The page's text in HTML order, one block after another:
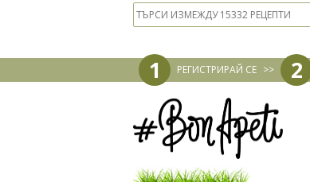
1 РЕГИСТРИРАЙ СЕ >> 2